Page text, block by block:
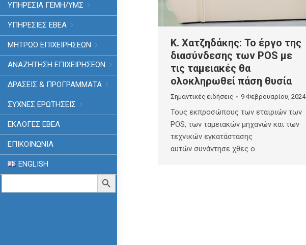
ΥΠΗΡΕΣΊΑ ΓΕΜΗ/ΥΜΣ
ΥΠΗΡΕΣΙΕΣ ΕΒΕΑ
ΜΗΤΡΩΟ ΕΠΙΧΕΙΡΗΣΕΩΝ
ΑΝΑΖΗΤΗΣΗ ΕΠΙΧΕΙΡΗΣΕΩΝ
ΔΡΑΣΕΙΣ & ΠΡΟΓΡΑΜΜΑΤΑ
ΣΥΧΝΕΣ ΕΡΩΤΗΣΕΙΣ
ΕΚΛΟΓΈΣ ΕΒΕΑ
ΕΠΙΚΟΙΝΩΝΙΑ
ENGLISH
Search
Search Button
Κ. Χατζηδάκης: Το έργο της
διασύνδεσης των POS με
τις ταμειακές θα
ολοκληρωθεί πάση θυσία
Σημαντικές ειδήσεις 9 Φεβρουαρίου, 2024
Τους εκπροσώπους των εταιριών των
POS, των ταμειακών μηχανών και των
τεχνικών εγκατάστασης
αυτών συνάντησε χθες ο…